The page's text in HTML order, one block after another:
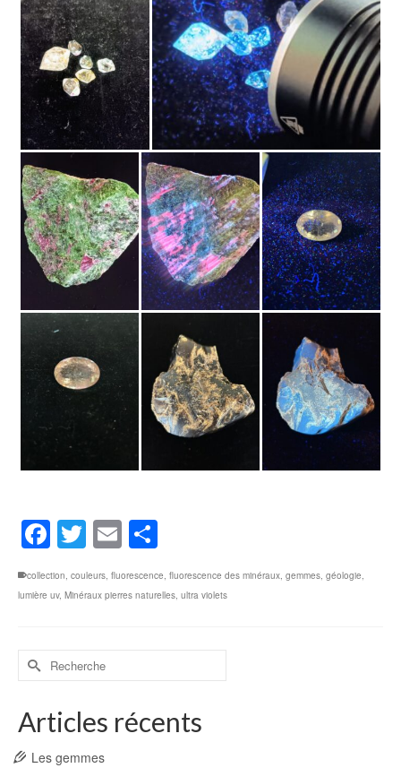
Facebook
Twitter
Email
collection, couleurs, fluorescence, fluorescence des minéraux, gemmes, géologie,
lumière uv, Minéraux pierres naturelles, ultra violets
Rechercher :
Articles récents
Les gemmes